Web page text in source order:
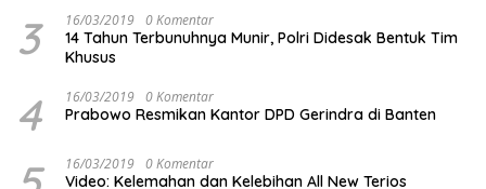
3 16/03/2019 0 Komentar
14 Tahun Terbunuhnya Munir, Polri Didesak Bentuk Tim
Khusus
4 16/03/2019 0 Komentar
Prabowo Resmikan Kantor DPD Gerindra di Banten
16/03/2019 0 Komentar
Video: Kelemahan dan Kelebihan All New Terios